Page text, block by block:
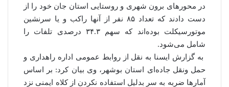
در محورهای برون شهری و روستایی استان جان خود را از
دست دادند که تعداد ۸۵ نفر از آنها راکب و یا سرنشین
موتورسیکلت بوده‌اند که سهم ۳۴.۳ درصدی تلفات را
شامل می‌شود.
به گزارش ایسنا به نقل از روابط عمومی اداره راهداری و
حمل ونقل جاده‌ای استان بوشهر، وی بیان کرد: بر اساس
آمارها ضربه به سر بدلیل استفاده نکردن از کلاه ایمنی نزد